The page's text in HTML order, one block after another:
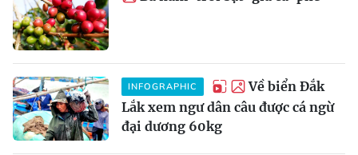
INFOGRAPHIC
Về biển Đắk
Lắk xem ngư dân câu được cá ngừ
đại dương 60kg